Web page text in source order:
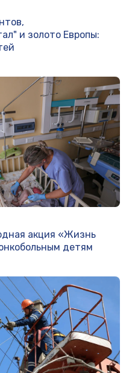
и золото Европы:
акция «Жизнь
детям